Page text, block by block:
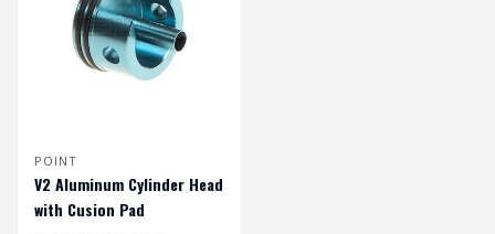
POINT
V2 Aluminum Cylinder Head
with Cusion Pad